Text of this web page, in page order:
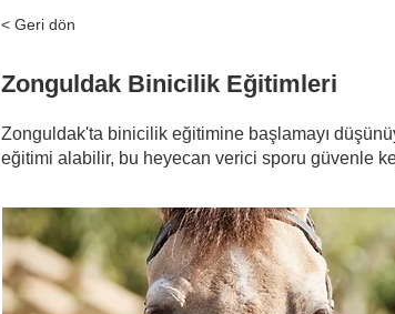
< Geri dön
Zonguldak Binicilik Eğitimleri
Zonguldak'ta binicilik eğitimine başlamayı
eğitimi alabilir, bu heyecan verici sporu güvenle